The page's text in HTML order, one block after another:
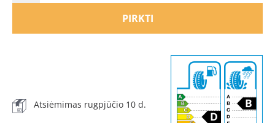
PIRKTI
Atsiėmimas rugpjūčio 10 d.